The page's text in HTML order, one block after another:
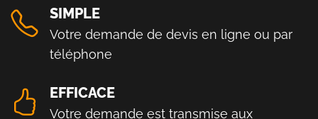
SIMPLE
Votre demande de devis en ligne ou par
téléphone
EFFICACE
Votre demande est transmise aux